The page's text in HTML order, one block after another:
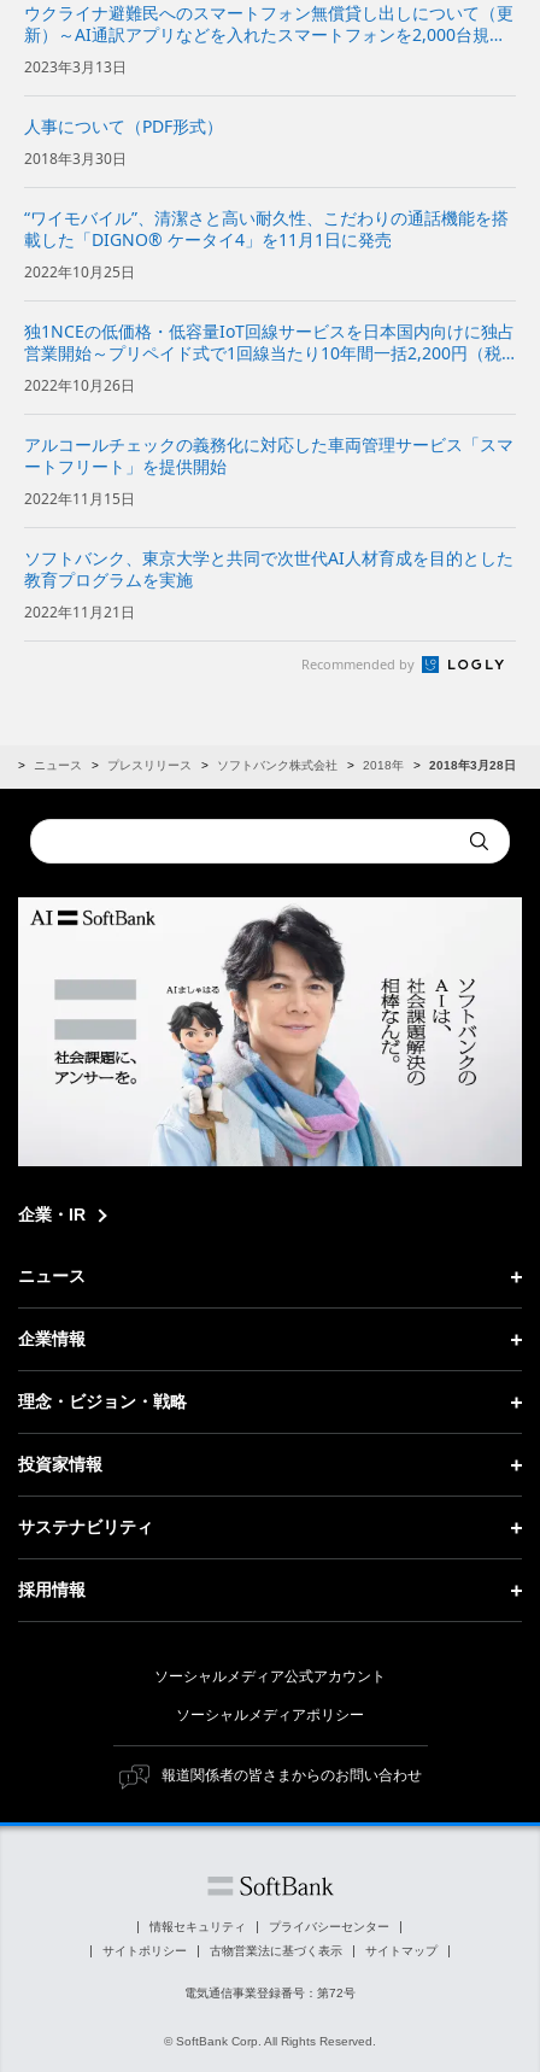
ウクライナ避難民へのスマートフォン無償貸し出しについて（更
新）～AI通訳アプリなどを入れたスマートフォンを2,000台規模
提供～
2023年3月13日
人事について（PDF形式）
2018年3月30日
“ワイモバイル”、清潔さと高い耐久性、こだわりの通話機能を搭
載した「DIGNO® ケータイ4」を11月1日に発売
2022年10月25日
独1NCEの低価格・低容量IoT回線サービスを日本国内向けに独占
営業開始～プリペイド式で1回線当たり10年間一括2,200円（税
込／500MBまで）で提供～
2022年10月26日
アルコールチェックの義務化に対応した車両管理サービス「スマ
ートフリート」を提供開始
2022年11月15日
ソフトバンク、東京大学と共同で次世代AI人材育成を目的とした
教育プログラムを実施
2022年11月21日
Recommended by
ニュース プレスリリース ソフトバンク株式会社 2018年 2018年3月28日
Conduct
a
Submit
企業・IR
ニュース
ニュース トップ
プレスリリース
更新情報
記者説明会
企業情報
企業情報 トップ
社長メッセージ
事業紹介
ガバナンス
理念・ビジョン・戦略
理念・ビジョン・戦略 トップ
成長戦略「Activate AI for Society」
人材戦略
投資家情報
投資家情報 トップ
経営方針
個人投資家の皆さまへ
株式と社債について
サステナビリティ
サステナビリティ トップ
トップメッセージ
ESG方針・体制
マテリアリティ（重要課題）
ESGの主な取り組み
外部評価・イニシアチブ
採用情報
キャリア採用
障がい者採用
ソーシャルメディア公式アカウント
ソーシャルメディアポリシー
報道関係者の皆さまからのお問い合わせ
情報セキュリティ
プライバシーセンター
サイトポリシー
古物営業法に基づく表示 サイトマップ
電気通信事業登録番号：第72号
© SoftBank Corp. All Rights Reserved.